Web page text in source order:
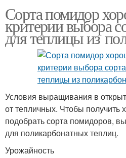
Сорта помидор
критерии выбора
для теплицы из
Условия выращивания в
от тепличных. Чтобы получить
подобрать сорта помидоров,
для поликарбонатных теплиц.
Урожайность